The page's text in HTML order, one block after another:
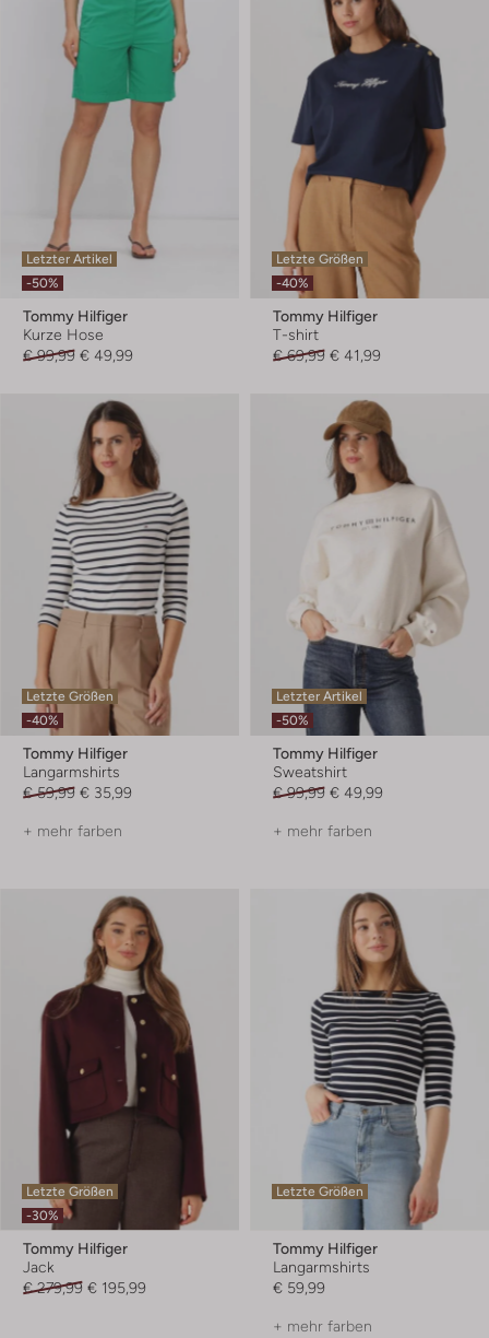
Letzter Artikel
-50%
Tommy Hilfiger
Kurze Hose
€ 99,99 € 49,99
Letzte Größen
-40%
Tommy Hilfiger
T-shirt
€ 69,99 € 41,99
Letzte Größen
-40%
Tommy Hilfiger
Langarmshirts
€ 59,99 € 35,99
+ mehr farben
Letzter Artikel
-50%
Tommy Hilfiger
Sweatshirt
€ 99,99 € 49,99
+ mehr farben
Letzte Größen
-30%
Tommy Hilfiger
Jack
€ 279,99 € 195,99
Letzte Größen
Tommy Hilfiger
Langarmshirts
€ 59,99
+ mehr farben